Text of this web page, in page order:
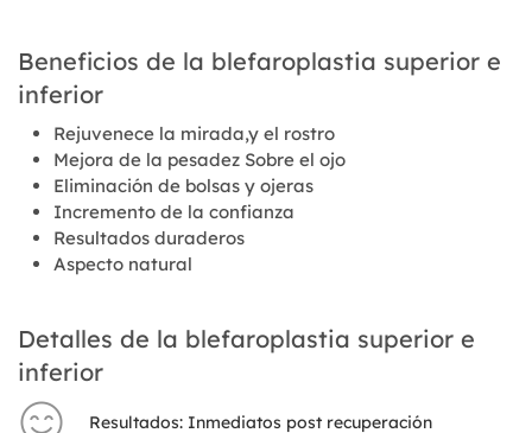
Beneficios de la blefaroplastia superior e
inferior
Rejuvenece la mirada,y el rostro
Mejora de la pesadez Sobre el ojo
Eliminación de bolsas y ojeras
Incremento de la confianza
Resultados duraderos
Aspecto natural
Detalles de la blefaroplastia superior e
inferior
Resultados: Inmediatos post recuperación